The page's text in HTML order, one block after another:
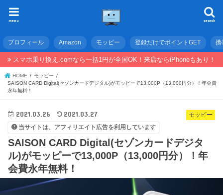
search
menu
プロフィール Amazon モッピー 登録だけでポイントGET 携
スマホ乗り換え.comなら一括1円が全国OK！来店ならiPhoneもあり！
HOME
モッピー
SAISON CARD Digital(セゾンカードデジタル)がモッピーで13,000P（13,000円分）！年会費
永年無料！
モッピー
2021.03.26 2021.03.27
当サイトは、アフィリエイト広告を利用しています
SAISON CARD Digital(セゾンカードデジタ
ル)がモッピーで13,000P（13,000円分）！年
会費永年無料！